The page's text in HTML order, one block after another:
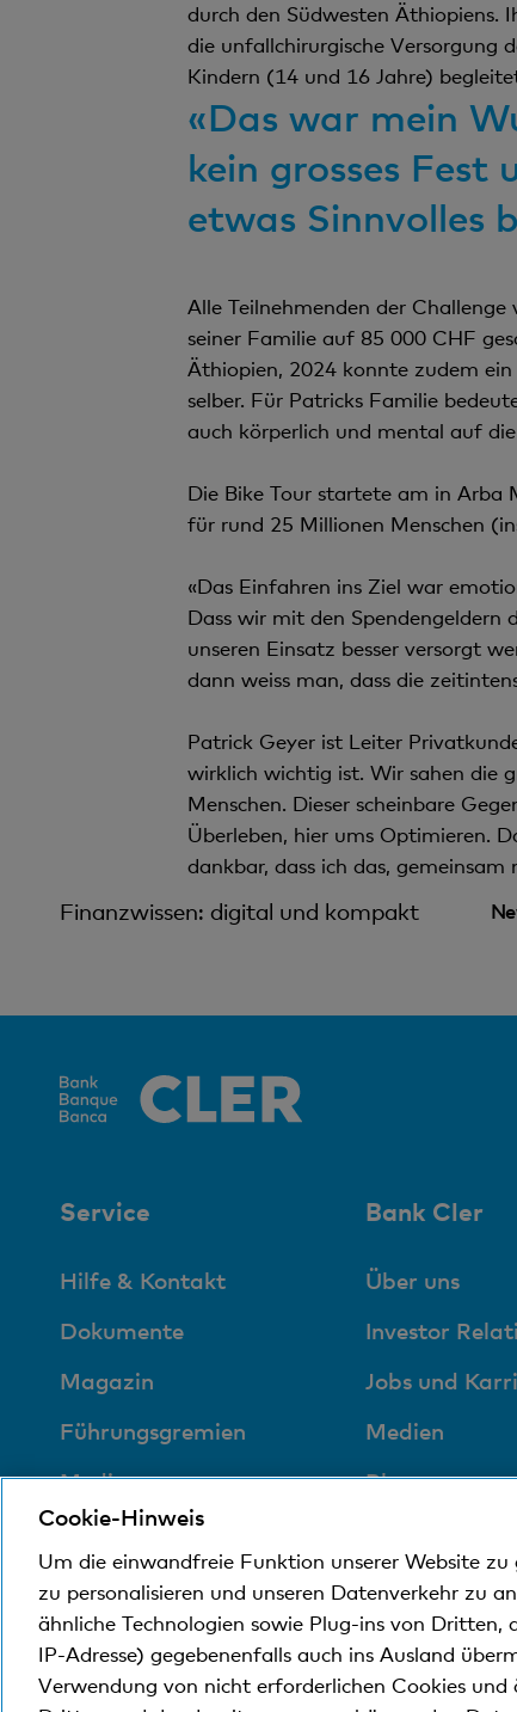
durch den Südwesten Äthiopiens.
die unfallchirurgische Versorgung
Kindern (14 und 16 Jahre)
«Das war mein
kein grosses Fest
etwas Sinnvolles
Alle Teilnehmenden der
seiner Familie auf 85 000 CHF
Äthiopien, 2024 konnte zudem
selber. Für Patricks Familie
auch körperlich und mental auf
Die Bike Tour startete am in Arba
für rund 25 Millionen Menschen
«Das Einfahren ins Ziel war
Dass wir mit den Spendengeldern
unseren Einsatz besser versorgt
dann weiss man, dass die
Patrick Geyer ist Leiter
wirklich wichtig ist. Wir sahen die
Menschen. Dieser scheinbare
Überleben, hier ums Optimieren.
dankbar, dass ich das,
Finanzwissen: digital und kompakt
Service
Hilfe & Kontakt
Dokumente
Magazin
Führungsgremien
Medien
Sozial und
umweltfreundlich
Bank Cler
Über uns
Investor
Jobs und
Medien
Blog
© Bank Cler AGRechtliche Bedingungen und
Cookie-Hinweis
Um die einwandfreie Funktion unserer Website
zu personalisieren und unseren Datenverkehr zu
ähnliche Technologien sowie Plug-ins von Dritten,
IP-Adresse) gegebenenfalls auch ins Ausland
Verwendung von nicht erforderlichen Cookies und